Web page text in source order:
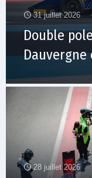
31 juillet 2026
Double
Dauvergne
28 juillet 2026